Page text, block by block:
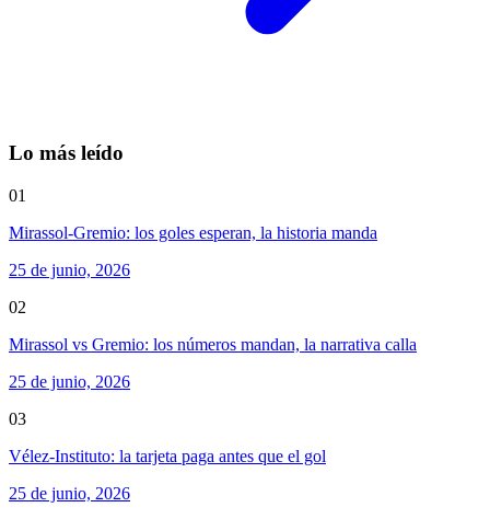
Lo más leído
01
Mirassol-Gremio: los goles esperan, la historia manda
25 de junio, 2026
02
Mirassol vs Gremio: los números mandan, la narrativa calla
25 de junio, 2026
03
Vélez-Instituto: la tarjeta paga antes que el gol
25 de junio, 2026